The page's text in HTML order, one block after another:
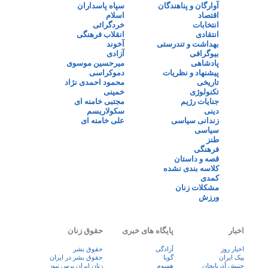
آوارگان و پناهندگان
اقتصاد
انتخابات
انتقادی
بهداشت و تندرستی
بیوگرافی
پادشاهی
پیشنهاد و نظریات
تاریخی
تکنولوژی
جنایات رژیم
دینی
زندانی سیاسی
سیاسی
طنز
فرهنگی
قصه و داستان
کلاسه بندی نشده
کمدی
مشکلات زنان
ورزش
سپاه پاسداران
اسلام
خردگرائی
انقلاب فرهنگی
آخوند
آزادی
میرحسین موسوی
دموکراسی
محمود احمدی نژاد
خمینی
مجتبی خامنه ای
سکولاریسم
علی خامنه ای
اخبار
اخبار روز
پيک ايران
جنبش آذربایجان
پایگاه های خبری
آزادگی
گویا
همبوم
حقوق زنان
حقوق بشر
حقوق بشر در ایران
زنان ايران پرس نيوز